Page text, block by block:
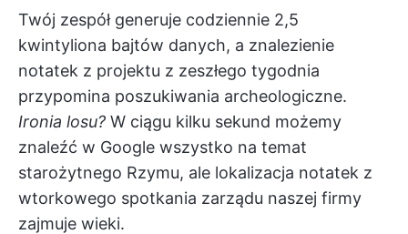
Twój zespół generuje codziennie 2,5
kwintyliona bajtów danych, a znalezienie
notatek z projektu z zeszłego tygodnia
przypomina poszukiwania archeologiczne.
Ironia losu? W ciągu kilku sekund możemy
znaleźć w Google wszystko na temat
starożytnego Rzymu, ale lokalizacja notatek z
wtorkowego spotkania zarządu naszej firmy
zajmuje wieki.